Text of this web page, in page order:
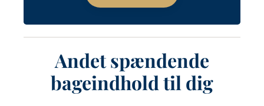
Andet spændende
bageindhold til dig